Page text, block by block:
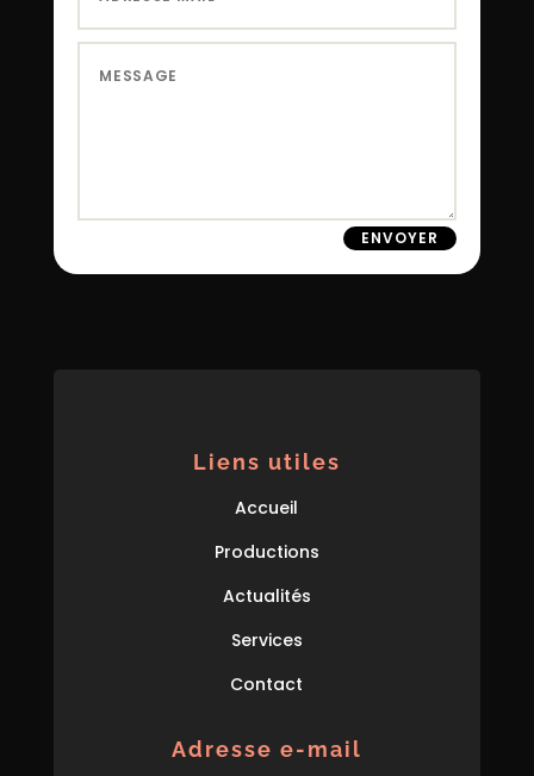
ENVOYER
Liens utiles
Accueil
Productions
Actualités
Services
Contact
Adresse e-mail